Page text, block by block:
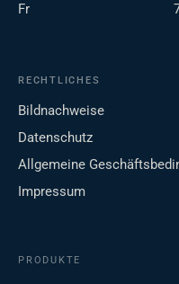
Fr
RECHTLICHES
Bildnachweise
Datenschutz
Allgemeine
Impressum
PRODUKTE